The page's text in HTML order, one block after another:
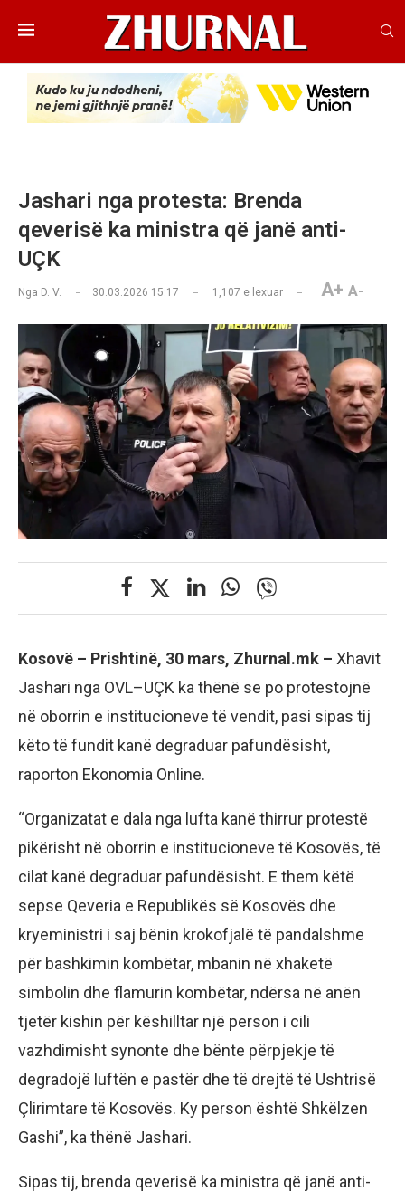
Jashari nga protesta: Brenda
qeverisë ka ministra që janë anti-
UÇK
Nga D. V. 30.03.2026 15:17 1,107 e lexuar A+ A-
Kosovë – Prishtinë, 30 mars, Zhurnal.mk – Xhavit
Jashari nga OVL–UÇK ka thënë se po protestojnë
në oborrin e institucioneve të vendit, pasi sipas tij
këto të fundit kanë degraduar pafundësisht,
raporton Ekonomia Online.
“Organizatat e dala nga lufta kanë thirrur protestë
pikërisht në oborrin e institucioneve të Kosovës, të
cilat kanë degraduar pafundësisht. E them këtë
sepse Qeveria e Republikës së Kosovës dhe
kryeministri i saj bënin krokofjalë të pandalshme
për bashkimin kombëtar, mbanin në xhaketë
simbolin dhe flamurin kombëtar, ndërsa në anën
tjetër kishin për këshilltar një person i cili
vazhdimisht synonte dhe bënte përpjekje të
degradojë luftën e pastër dhe të drejtë të Ushtrisë
Çlirimtare të Kosovës. Ky person është Shkëlzen
Gashi”, ka thënë Jashari.
Sipas tij, brenda qeverisë ka ministra që janë anti-